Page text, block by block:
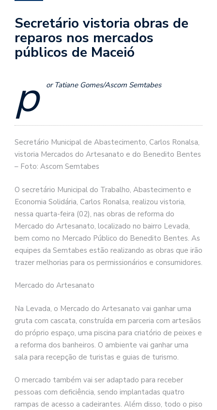
Secretário vistoria obras de
reparos nos mercados
públicos de Maceió
p or Tatiane Gomes/Ascom Semtabes
Secretário Municipal de Abastecimento, Carlos Ronalsa,
vistoria Mercados do Artesanato e do Benedito Bentes
– Foto: Ascom Semtabes
O secretário Municipal do Trabalho, Abastecimento e
Economia Solidária, Carlos Ronalsa, realizou vistoria,
nessa quarta-feira (02), nas obras de reforma do
Mercado do Artesanato, localizado no bairro Levada,
bem como no Mercado Público do Benedito Bentes. As
equipes da Semtabes estão realizando as obras que irão
trazer melhorias para os permissionários e consumidores.
Mercado do Artesanato
Na Levada, o Mercado do Artesanato vai ganhar uma
gruta com cascata, construída em parceria com artesãos
do próprio espaço, uma piscina para criatório de peixes e
a reforma dos banheiros. O ambiente vai ganhar uma
sala para recepção de turistas e guias de turismo.
O mercado também vai ser adaptado para receber
pessoas com deficiência, sendo implantadas quatro
rampas de acesso a cadeirantes. Além disso, todo o piso